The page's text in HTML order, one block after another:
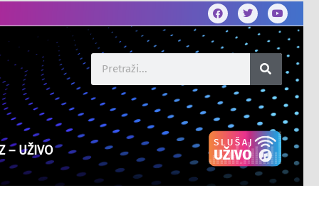
– UŽIVO